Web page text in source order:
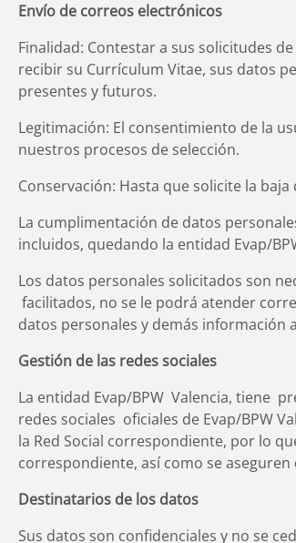
Envío de correos electrónicos
Finalidad: Contestar a sus solicitudes
recibir su Currículum Vitae, sus datos
presentes y futuros.
Legitimación: El consentimiento de la
nuestros procesos de selección.
Conservación: Hasta que solicite la
La cumplimentación de datos
incluidos, quedando la entidad Evap/
Los datos personales solicitados son
facilitados, no se le podrá atender
datos personales y demás información
Gestión de las redes sociales
La entidad Evap/BPW Valencia, tiene
redes sociales oficiales de Evap/BPW
la Red Social correspondiente, por lo
correspondiente, así como se
Destinatarios de los datos
Sus datos son confidenciales y no se